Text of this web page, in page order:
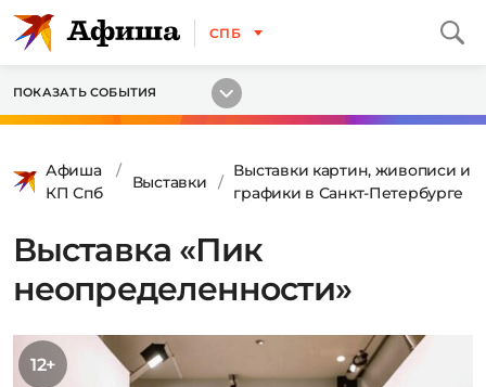
СПБ
ПОКАЗАТЬ СОБЫТИЯ
Афиша
КП Спб
Выставки
Выставки картин, живописи и
графики в Санкт-Петербурге
Выставка «Пик
неопределенности»
12+